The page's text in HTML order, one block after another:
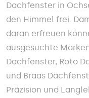
Dachfenster in
den Himmel frei.
daran erfreuen
ausgesuchte
Dachfenster, Roto
und Braas
Präzision und